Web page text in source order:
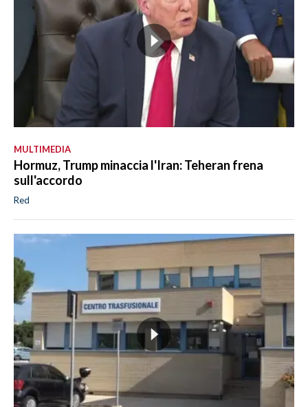
MULTIMEDIA
Hormuz, Trump minaccia l'Iran: Teheran frena
sull'accordo
Red